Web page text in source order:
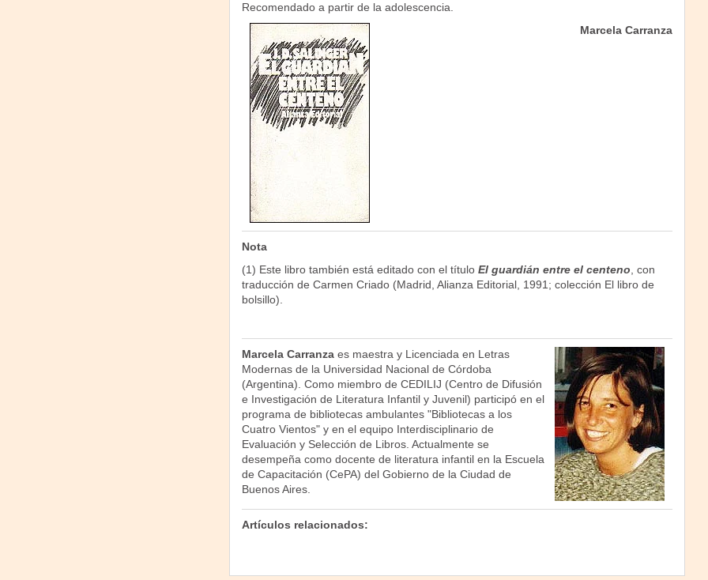
Recomendado a partir de la adolescencia.
Marcela Carranza
Nota
(1) Este libro también está editado con el título El guardián entre el centeno , con
traducción de Carmen Criado (Madrid, Alianza Editorial, 1991; colección El libro de
bolsillo).
Marcela Carranzaes maestra y Licenciada en Letras
Modernas de la Universidad Nacional de Córdoba
(Argentina). Como miembro de CEDILIJ (Centro de Difusión
e Investigación de Literatura Infantil y Juvenil) participó en el
programa de bibliotecas ambulantes "Bibliotecas a los
Cuatro Vientos" y en el equipo Interdisciplinario de
Evaluación y Selección de Libros. Actualmente se
desempeña como docente de literatura infantil en la Escuela
de Capacitación (CePA) del Gobierno de la Ciudad de
Buenos Aires.
Artículos relacionados: